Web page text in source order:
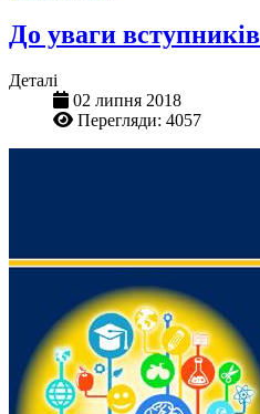
До уваги
Деталі
02 липня 2018
Перегляди: 4057